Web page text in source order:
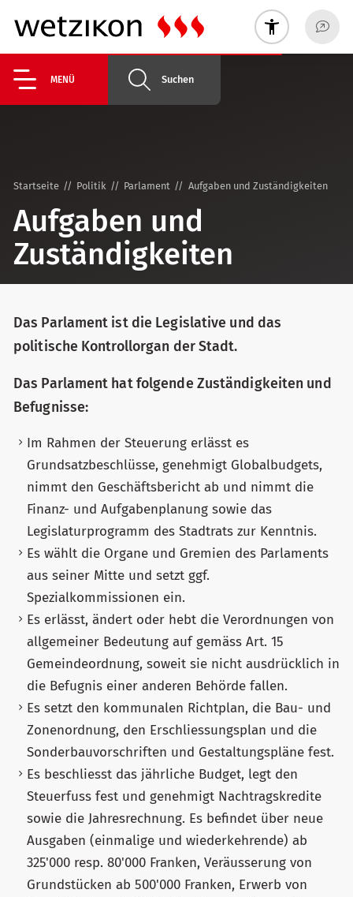
MENÜ Suchen
Startseite Politik Parlament Aufgaben und Zuständigkeiten
Aufgaben und
Zuständig­keiten
Das Parlament ist die Legislative und das
politische Kontrollorgan der Stadt.
Das Parlament hat folgende Zuständigkeiten und
Befugnisse:
Im Rahmen der Steuerung erlässt es
Grundsatzbeschlüsse, genehmigt Globalbudgets,
nimmt den Geschäftsbericht ab und nimmt die
Finanz- und Aufgabenplanung sowie das
Legislaturprogramm des Stadtrats zur Kenntnis.
Es wählt die Organe und Gremien des Parlaments
aus seiner Mitte und setzt ggf.
Spezialkommissionen ein.
Es erlässt, ändert oder hebt die Verordnungen von
allgemeiner Bedeutung auf gemäss Art. 15
Gemeindeordnung, soweit sie nicht ausdrücklich in
die Befugnis einer anderen Behörde fallen.
Es setzt den kommunalen Richtplan, die Bau- und
Zonenordnung, den Erschliessungsplan und die
Sonderbauvorschriften und Gestaltungspläne fest.
Es beschliesst das jährliche Budget, legt den
Steuerfuss fest und genehmigt Nachtragskredite
sowie die Jahresrechnung. Es befindet über neue
Ausgaben (einmalige und wiederkehrende) ab
325'000 resp. 80'000 Franken, Veräusserung von
Grundstücken ab 500'000 Franken, Erwerb von